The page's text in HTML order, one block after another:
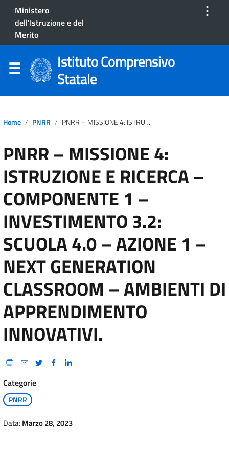
Ministero
dell'Istruzione e del
Merito
⋮
Istituto Comprensivo
Statale
Home PNRR PNRR – MISSIONE 4: ISTRUZIONE E RICERCA – COMPONENTE 1 – INVESTIMENTO 3.2: SCUOLA 4.0 – AZIONE 1 – NEXT GENERATION CLASSROOM – AMBIENTI DI APPRENDIMENTO INNOVATIVI.
PNRR – MISSIONE 4:
ISTRUZIONE E RICERCA –
COMPONENTE 1 –
INVESTIMENTO 3.2:
SCUOLA 4.0 – AZIONE 1 –
NEXT GENERATION
CLASSROOM – AMBIENTI DI
APPRENDIMENTO
INNOVATIVI.
Categorie
PNRR
Data:Marzo 28, 2023